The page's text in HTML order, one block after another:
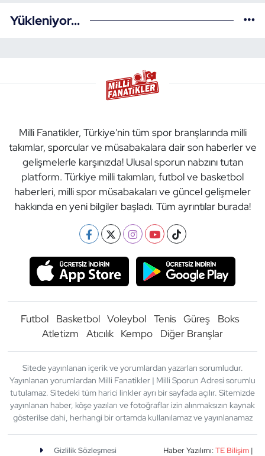
Yükleniyor...
Milli Fanatikler, Türkiye'nin tüm spor branşlarında milli
takımlar, sporcular ve müsabakalara dair son haberler ve
gelişmelerle karşınızda! Ulusal sporun nabzını tutan
platform. Türkiye milli takımları, futbol ve basketbol
haberleri, milli spor müsabakaları ve güncel gelişmeler
hakkında en yeni bilgiler başladı. Tüm ayrıntılar burada!
Futbol Basketbol Voleybol Tenis Güreş
Boks
Atletizm
Atıcılık Kempo Diğer Branşlar
Sitede yayınlanan içerik ve yorumlardan yazarları sorumludur.
Yayınlanan yorumlardan Milli Fanatikler | Milli Sporun Adresi sorumlu
tutulamaz. Sitedeki tüm harici linkler ayrı bir sayfada açılır. Sitemizde
yayınlanan haber, köşe yazıları ve fotoğraflar izin alınmaksızın kaynak
gösterilse dahi, herhangi bir ortamda kullanılamaz ve yayınlanamaz
Gizlilik Sözleşmesi Haber Yazılımı:TE Bilişim|